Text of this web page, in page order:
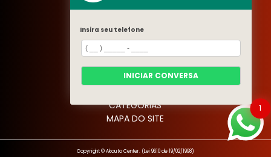
MENU
HOME
QUEM SOMOS
SERVIÇOS
BLOG
CATEGORIAS
MAPA DO SITE
Copyright © Akauto Center. (Lei 9610 de 19/02/1998)
1
Insira seu telefone
INICIAR CONVERSA